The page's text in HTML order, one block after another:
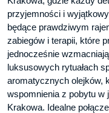
przyjemności i
będące prawdziwym
zabiegów i terapii, które
jednocześnie
luksusowych rytuałach
aromatycznych olejków,
wspomnienia z pobytu
Krakowa. Idealne